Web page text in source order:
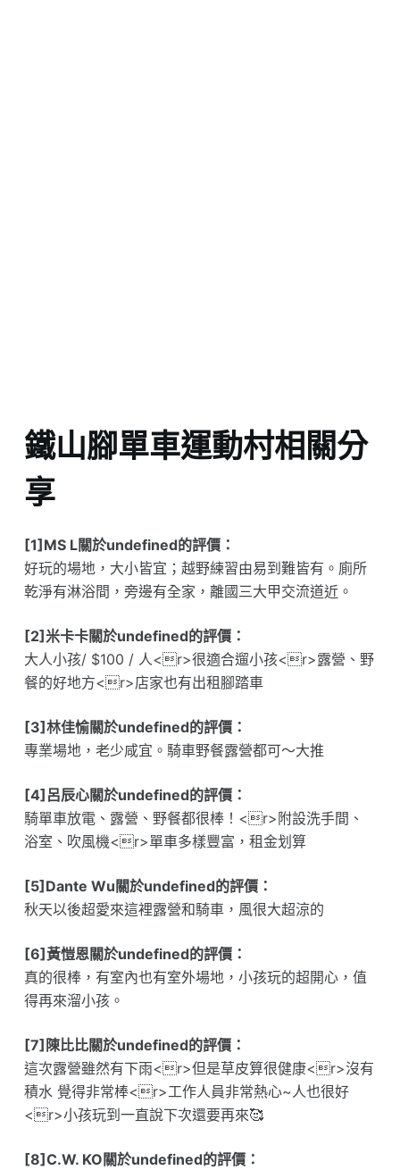
鐵山腳單車運動村相關分
享
[1]MS L關於undefined的評價：
好玩的場地，大小皆宜；越野練習由易到難皆有。廁所
乾淨有淋浴間，旁邊有全家，離國三大甲交流道近。
[2]米卡卡關於undefined的評價：
大人小孩/ $100 / 人<r>很適合遛小孩<r>露營、野
餐的好地方<r>店家也有出租腳踏車
[3]林佳愉關於undefined的評價：
專業場地，老少咸宜。騎車野餐露營都可～大推
[4]呂辰心關於undefined的評價：
騎單車放電、露營、野餐都很棒！<r>附設洗手間、
浴室、吹風機<r>單車多樣豐富，租金划算
[5]Dante Wu關於undefined的評價：
秋天以後超愛來這裡露營和騎車，風很大超涼的
[6]黃愷恩關於undefined的評價：
真的很棒，有室內也有室外場地，小孩玩的超開心，值
得再來溜小孩。
[7]陳比比關於undefined的評價：
這次露營雖然有下雨<r>但是草皮算很健康<r>沒有
積水 覺得非常棒<r>工作人員非常熱心~人也很好
<r>小孩玩到一直說下次還要再來🥰
[8]C.W. KO關於undefined的評價：